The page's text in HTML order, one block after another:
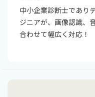
中小企業診断士であり
ジニアが、画像認識、
合わせて幅広く対応！